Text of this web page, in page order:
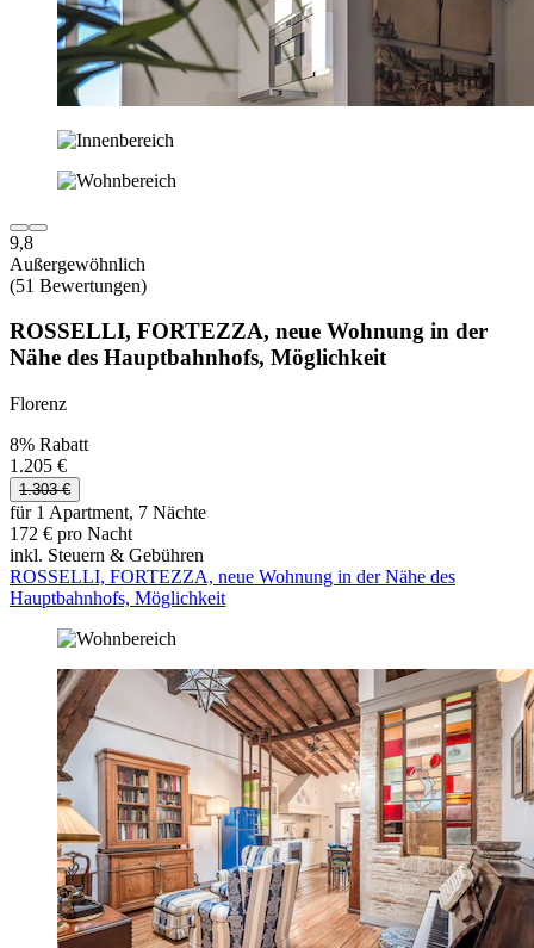
9,8
Außergewöhnlich
(51 Bewertungen)
ROSSELLI, FORTEZZA, neue Wohnung in der
Nähe des Hauptbahnhofs, Möglichkeit
Florenz
8% Rabatt
1.205 €
1.303 €
für 1 Apartment, 7 Nächte
172 € pro Nacht
inkl. Steuern & Gebühren
ROSSELLI, FORTEZZA, neue Wohnung in der Nähe des
Hauptbahnhofs, Möglichkeit